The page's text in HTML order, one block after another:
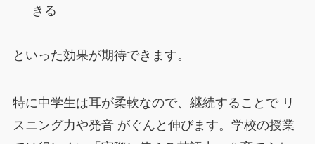
きる
といった効果が期待できます。
特に中学生は耳が柔軟なので、継続することで リ
スニング力や発音 がぐんと伸びます。学校の授業